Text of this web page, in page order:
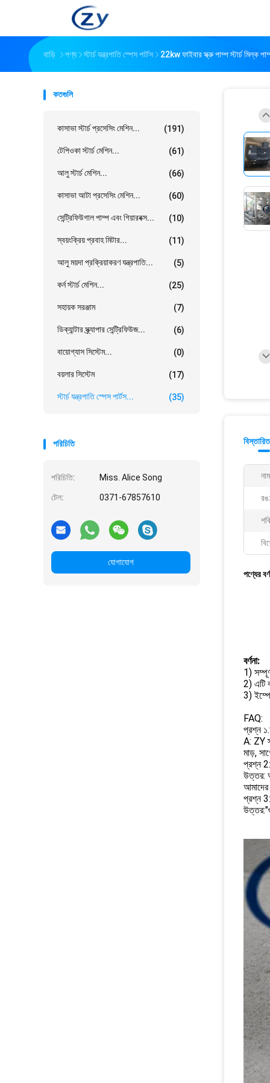
বাড়ি পণ্য স্টার্চ যন্ত্রপাতি স্পেস পার্টস 22kw ফাইবার স্ক্রু পাম্প স্টার্চ মিল্ক
কতগুলি
কাসাভা স্টার্চ প্রসেসিং মেশিন... (191)
টেপিওকা স্টার্চ মেশিন... (61)
আলু স্টার্চ মেশিন... (66)
কাসাভা আটা প্রসেসিং মেশিন... (60)
সেন্ট্রিফিউগাল পাম্প এবং গিয়ারবক্স... (10)
স্বয়ংক্রিয় প্রবাহ মিটার... (11)
আলু ময়দা প্রক্রিয়াকরণ যন্ত্রপাতি... (5)
কর্ন স্টার্চ মেশিন... (25)
সহায়ক সরঞ্জাম (7)
ডিক্যান্টার স্ক্র্যাপার সেন্ট্রিফিউজ... (6)
বায়োগ্যাস সিস্টেম... (0)
বয়লার সিস্টেম (17)
স্টার্চ যন্ত্রপাতি স্পেস পার্টস... (35)
পরিচিতি
পরিচিতি: Miss. Alice Song
টেল: 0371-67857610
যোগাযোগ
পণ্যের
বর্ণনা:
1)
2) এটি
3)
FAQ:
প্রশ্ন
A: ZY
মাড়,
প্রশ্ন 2:
উত্তর:
প্রশ্ন 3: